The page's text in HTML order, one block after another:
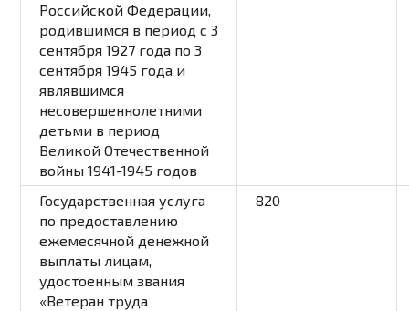
Российской Федерации,
родившимся в период с 3
сентября 1927 года по 3
сентября 1945 года и
являвшимся
несовершеннолетними
детьми в период
Великой Отечественной
войны 1941-1945 годов
Государственная услуга
по предоставлению
ежемесячной денежной
выплаты лицам,
удостоенным звания
«Ветеран труда
820